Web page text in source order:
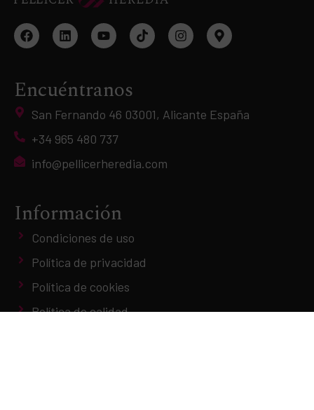
Encuéntranos
San Fernando 46 03001, Alicante España
+34 965 480 737
info@pellicerheredia.com
Información
Condiciones de uso
Política de privacidad
Política de cookies
Política de calidad